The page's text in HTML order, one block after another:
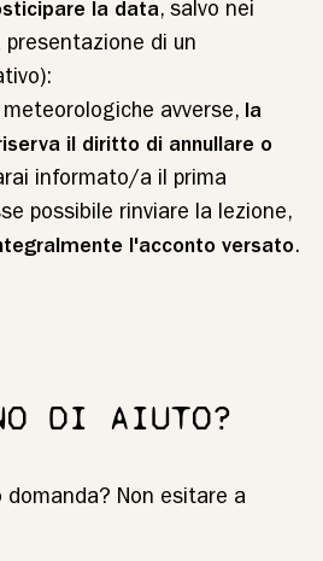
la data, salvo nei
di un
avverse, la
il diritto di annullare o
informato/a il prima
possibile rinviare la lezione,
l'acconto versato.
DI AIUTO?
domanda? Non esitare a